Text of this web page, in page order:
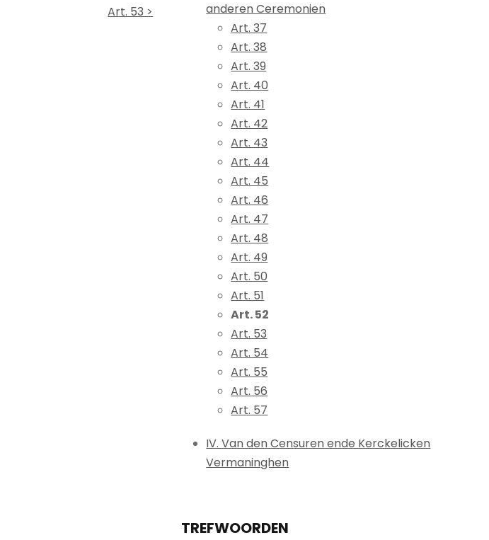
Art. 53 >
anderen Ceremonien
Art. 37
Art. 38
Art. 39
Art. 40
Art. 41
Art. 42
Art. 43
Art. 44
Art. 45
Art. 46
Art. 47
Art. 48
Art. 49
Art. 50
Art. 51
Art. 52
Art. 53
Art. 54
Art. 55
Art. 56
Art. 57
IV. Van den Censuren ende Kerckelicken
Vermaninghen
TREFWOORDEN